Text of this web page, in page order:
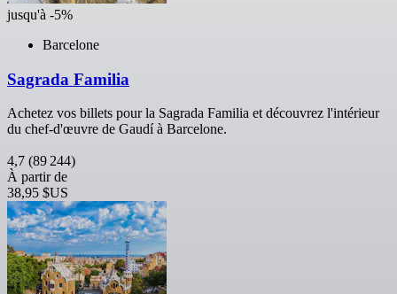
jusqu'à -5%
Barcelone
Sagrada Familia
Achetez vos billets pour la Sagrada Familia et découvrez l'intérieur
du chef-d'œuvre de Gaudí à Barcelone.
4,7 (89 244)
À partir de
38,95 $US